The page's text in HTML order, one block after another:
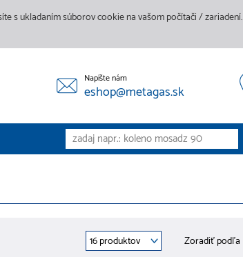
s ukladaním súborov cookie na vašom počítači / zariadení.
Napíšte nám
eshop@metagas.sk
Zoradiť podľa